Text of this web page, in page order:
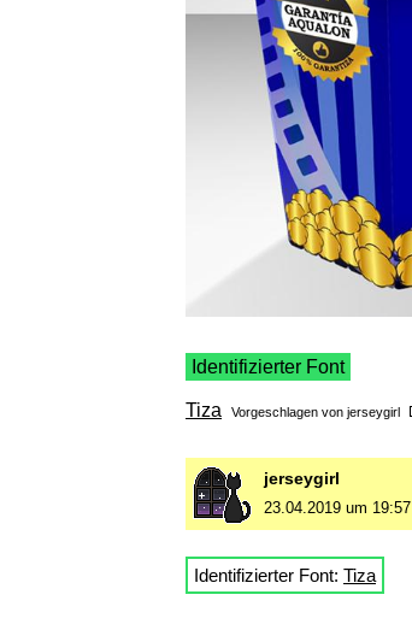
Identifizierter Font
Tiza Vorgeschlagen von jerseygirl
jerseygirl
23.04.2019 um 19:57
Identifizierter Font: Tiza